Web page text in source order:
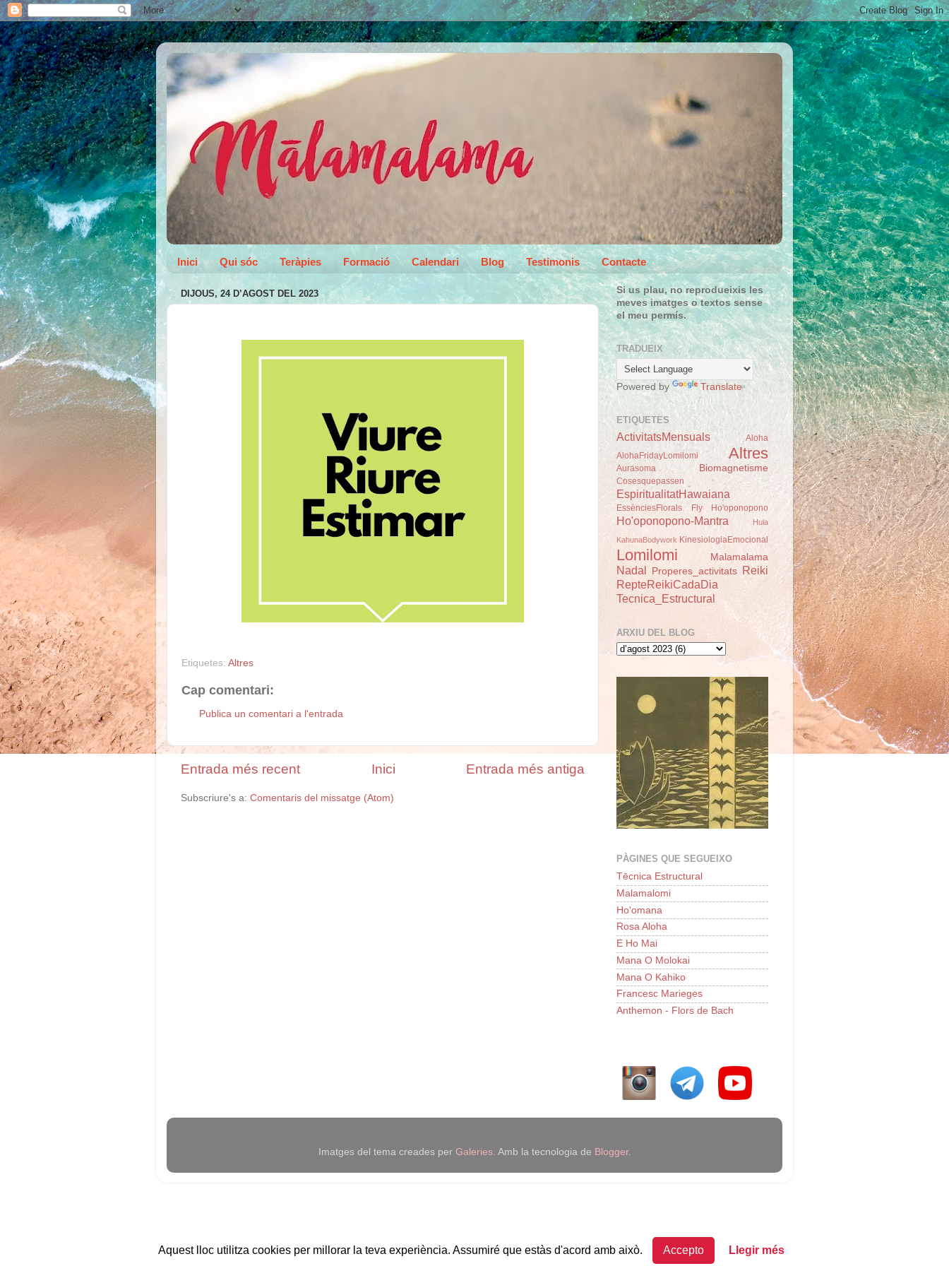
Aquest lloc utilitza cookies per millorar la teva experiència. Assumiré que estàs d'acord amb això. Accepto Llegir més
Inici Qui sóc Teràpies Formació Calendari Blog Testimonis Contacte
DIJOUS, 24 D’AGOST DEL 2023
Etiquetes: Altres
Cap comentari:
Publica un comentari a l'entrada
Entrada més recent Entrada més antiga
Inici
Subscriure's a: Comentaris del missatge (Atom)
Si us plau, no reprodueixis les
meves imatges o textos sense
el meu permís.
TRADUEIX
Powered by Translate
ETIQUETES
ActivitatsMensuals
Aloha
AlohaFridayLomilomi
Altres
Aurasoma Biomagnetisme
Cosesquepassen
EspiritualitatHawaiana
EssènciesFlorals Fly Ho'oponopono
Ho'oponopono-Mantra Hula
KahunaBodywork KinesiologiaEmocional
Lomilomi Malamalama
Nadal Properes_activitats Reiki
RepteReikiCadaDia
Tecnica_Estructural
ARXIU DEL BLOG
PÀGINES QUE SEGUEIXO
Tēcnica Estructural
Malamalomi
Ho'omana
Rosa Aloha
E Ho Mai
Mana O Molokai
Mana O Kahiko
Francesc Marieges
Anthemon - Flors de Bach
Imatges del tema creades per Galeries. Amb la tecnologia de Blogger.